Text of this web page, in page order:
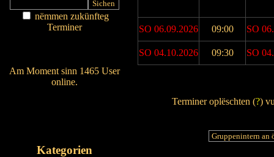
nëmmen zukünfteg
Terminer
Am Moment sinn 1465 User
online.
Kategorien
SO 06.09.2026 09:00 SO
SO 04.10.2026 09:30 SO
Terminer oplëschten (?)